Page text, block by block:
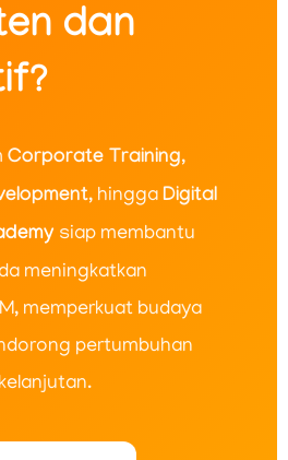
dan
Corporate Training,
, hingga Digital
siap membantu
meningkatkan
memperkuat budaya
pertumbuhan